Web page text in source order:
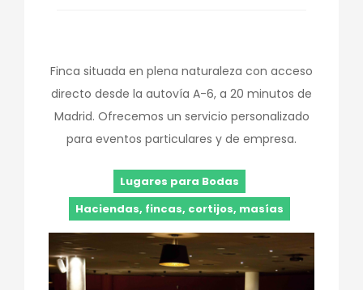
Finca situada en plena naturaleza con acceso
directo desde la autovía A-6, a 20 minutos de
Madrid. Ofrecemos un servicio personalizado
para eventos particulares y de empresa.
Lugares para Bodas
Haciendas, fincas, cortijos, masías